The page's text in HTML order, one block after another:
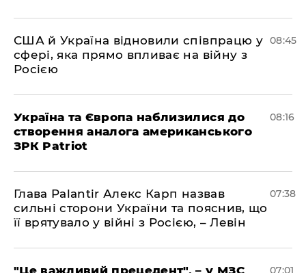
США й Україна відновили співпрацю у
сфері, яка прямо впливає на війну з
Росією
08:45
Україна та Європа наблизилися до
створення аналога американського
ЗРК Patriot
08:16
Глава Palantir Алекс Карп назвав
сильні сторони України та пояснив, що
її врятувало у війні з Росією, – Левін
07:38
"Це важливий прецедент", – у МЗС
07:01